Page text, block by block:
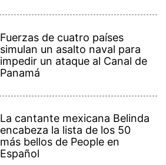
Fuerzas de cuatro países
simulan un asalto naval para
impedir un ataque al Canal de
Panamá
La cantante mexicana Belinda
encabeza la lista de los 50
más bellos de People en
Español